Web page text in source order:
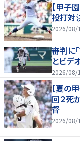
【甲子
投打対
2026/08/
審判に
とビデ
2026/08/
【夏の
回２死
督
2026/08/